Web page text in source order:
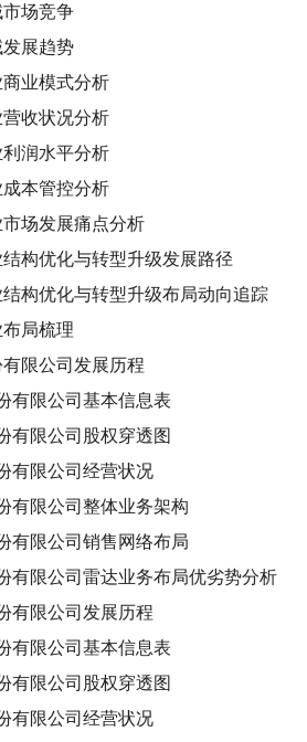
场竞争
展趋势
业模式分析
收状况分析
润水平分析
本管控分析
场发展痛点分析
构优化与转型升级发展路径
构优化与转型升级布局动向追踪
局梳理
限公司发展历程
有限公司基本信息表
有限公司股权穿透图
有限公司经营状况
有限公司整体业务架构
有限公司销售网络布局
有限公司雷达业务布局优劣势分析
有限公司发展历程
有限公司基本信息表
有限公司股权穿透图
有限公司经营状况